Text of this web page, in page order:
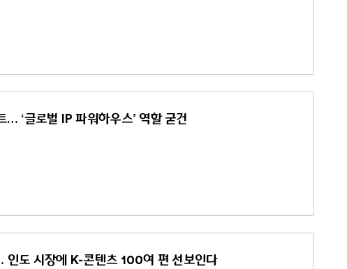
‘글로벌 IP 파워하우스’ 역할 굳건
도 시장에 K-콘텐츠 100여 편 선보인다